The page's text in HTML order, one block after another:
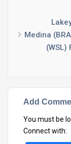
Medina
(WSL)
Add
You must be
Connect with: